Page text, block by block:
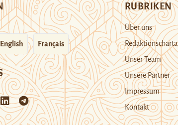
English Français
RUBRIKEN
Über uns
Redaktionscharta
Unser Team
Unsere Partner
Impressum
Kontakt